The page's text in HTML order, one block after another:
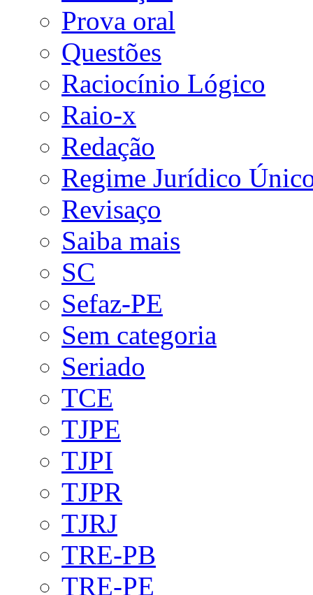
Prova oral
Questões
Raciocínio Lógico
Raio-x
Redação
Regime Jurídico
Revisaço
Saiba mais
SC
Sefaz-PE
Sem categoria
Seriado
TCE
TJPE
TJPI
TJPR
TJRJ
TRE-PB
TRE-PE